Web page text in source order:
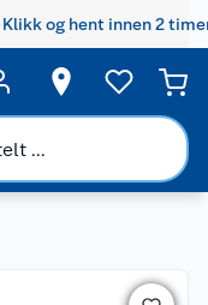
Klikk og hent innen 2